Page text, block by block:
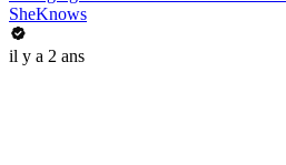
SheKnows
il y a 2 ans